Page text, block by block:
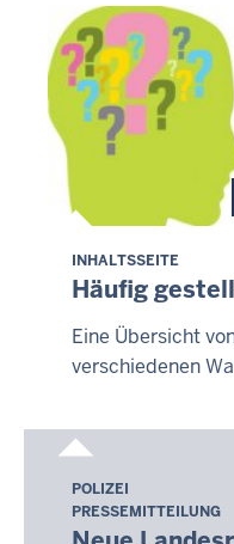
INHALTSSEITE
Häufig
Eine Übersicht
verschiedenen
Montag,
10.
POLIZEI
PRESSEMITTEILUNG